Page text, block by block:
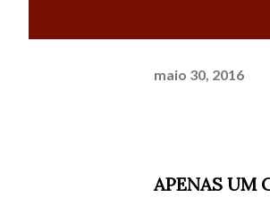
maio 30, 2016
APENAS UM